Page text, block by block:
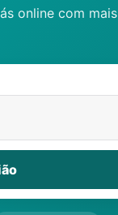
online com mais